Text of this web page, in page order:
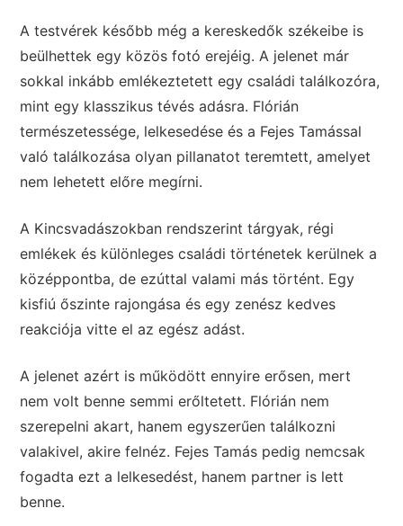
A testvérek később még a kereskedők székeibe is
beülhettek egy közös fotó erejéig. A jelenet már
sokkal inkább emlékeztetett egy családi találkozóra,
mint egy klasszikus tévés adásra. Flórián
természetessége, lelkesedése és a Fejes Tamással
való találkozása olyan pillanatot teremtett, amelyet
nem lehetett előre megírni.
A Kincsvadászokban rendszerint tárgyak, régi
emlékek és különleges családi történetek kerülnek a
középpontba, de ezúttal valami más történt. Egy
kisfiú őszinte rajongása és egy zenész kedves
reakciója vitte el az egész adást.
A jelenet azért is működött ennyire erősen, mert
nem volt benne semmi erőltetett. Flórián nem
szerepelni akart, hanem egyszerűen találkozni
valakivel, akire felnéz. Fejes Tamás pedig nemcsak
fogadta ezt a lelkesedést, hanem partner is lett
benne.